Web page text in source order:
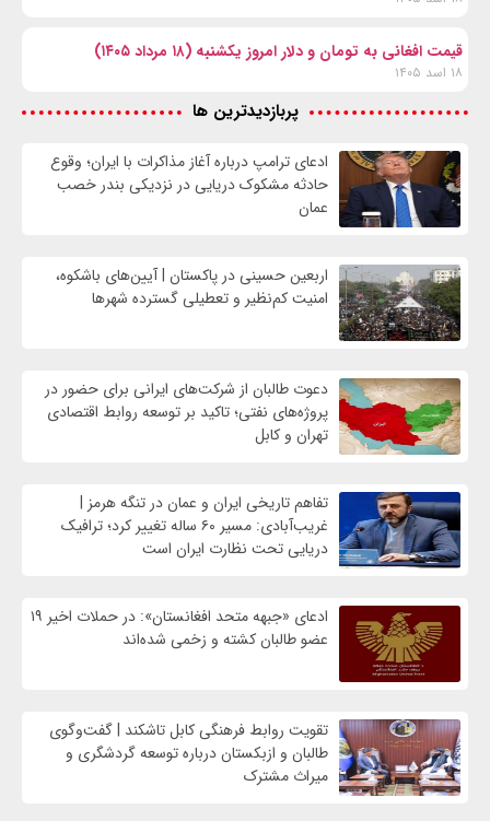
قیمت افغانی به تومان و دلار امروز یکشنبه (۱۸ مرداد ۱۴۰۵)
۱۸ اسد ۱۴۰۵
پربازدیدترین ها
ادعای ترامپ درباره آغاز مذاکرات با ایران؛ وقوع
حادثه مشکوک دریایی در نزدیکی بندر خصب
عمان
اربعین حسینی در پاکستان | آیین‌های باشکوه،
امنیت کم‌نظیر و تعطیلی گسترده شهرها
دعوت طالبان از شرکت‌های ایرانی برای حضور در
پروژه‌های نفتی؛ تاکید بر توسعه روابط اقتصادی
تهران و کابل
تفاهم تاریخی ایران و عمان در تنگه هرمز |
غریب‌آبادی: مسیر ۶۰ ساله تغییر کرد؛ ترافیک
دریایی تحت نظارت ایران است
ادعای «جبهه متحد افغانستان»: در حملات اخیر ۱۹
عضو طالبان کشته و زخمی شده‌اند
تقویت روابط فرهنگی کابل تاشکند | گفت‌وگوی
طالبان و ازبکستان درباره توسعه گردشگری و
میراث مشترک